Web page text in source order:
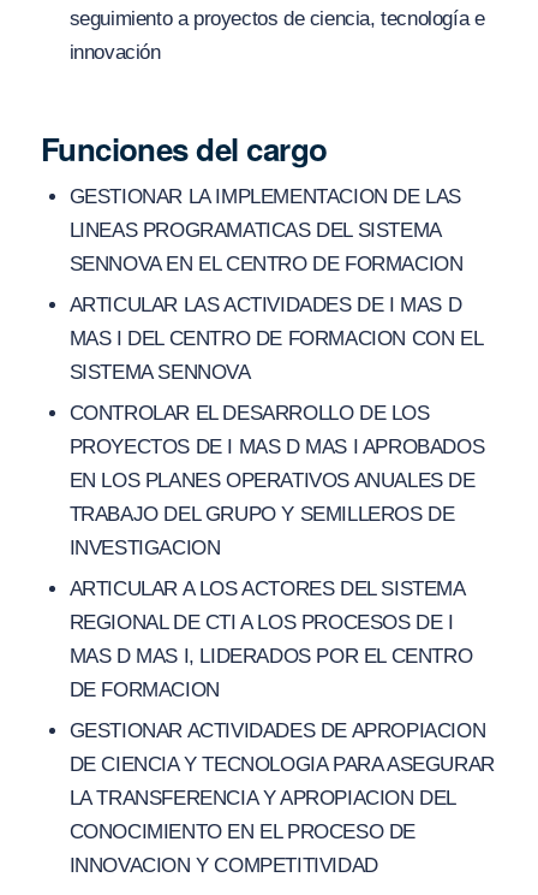
seguimiento a proyectos de ciencia, tecnología e
innovación
Funciones del cargo
GESTIONAR LA IMPLEMENTACION DE LAS
LINEAS PROGRAMATICAS DEL SISTEMA
SENNOVA EN EL CENTRO DE FORMACION
ARTICULAR LAS ACTIVIDADES DE I MAS D
MAS I DEL CENTRO DE FORMACION CON EL
SISTEMA SENNOVA
CONTROLAR EL DESARROLLO DE LOS
PROYECTOS DE I MAS D MAS I APROBADOS
EN LOS PLANES OPERATIVOS ANUALES DE
TRABAJO DEL GRUPO Y SEMILLEROS DE
INVESTIGACION
ARTICULAR A LOS ACTORES DEL SISTEMA
REGIONAL DE CTI A LOS PROCESOS DE I
MAS D MAS I, LIDERADOS POR EL CENTRO
DE FORMACION
GESTIONAR ACTIVIDADES DE APROPIACION
DE CIENCIA Y TECNOLOGIA PARA ASEGURAR
LA TRANSFERENCIA Y APROPIACION DEL
CONOCIMIENTO EN EL PROCESO DE
INNOVACION Y COMPETITIVIDAD